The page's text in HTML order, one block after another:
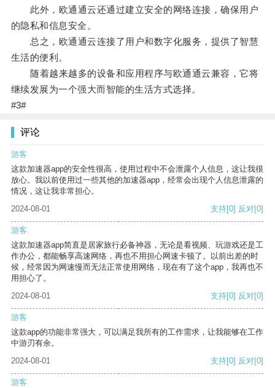
此外，欧通通云还通过建立安全的网络连接，确保用户
的隐私和信息安全。
总之，欧通通云连接了用户和数字化服务，提供了智慧
生活的便利。
随着越来越多的设备和应用程序与欧通通云兼容，它将
继续发展为一个强大而智能的生活方式选择。
#3#
评论
游客
这款加速器app的安全性很高，使用过程中不会泄露个人信息，这让我很
放心。我以前使用过一些其他的加速器app，经常会出现个人信息泄露的
情况，这让我非常担心。
2024-08-01
支持[0] 反对[0]
游客
这款加速器app简直是居家旅行必备神器，无论是看视频、玩游戏还是工
作办公，都能畅享高速网络，再也不用担心网速卡顿了。以前出差的时
候，经常因为网速慢而无法正常使用网络，现在有了这个app，我再也不
用担心了。
2024-08-01
支持[0] 反对[0]
游客
这款app的功能非常强大，可以满足我所有的工作需求，让我能够在工作
中游刃有余。
2024-08-01
支持[0] 反对[0]
游客